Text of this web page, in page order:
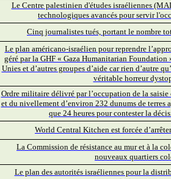
Le Centre palestinien d'études israéliennes
technologiques avancés pour servir
Cinq journalistes tués, portant le nombre
Le plan américano-israélien pour reprendre
géré par la GHF « Gaza Humanitarian
Unies et d’autres groupes d’aide car rien d’autre
véritable horreur
Ordre militaire délivré par l’occupation de la
et du nivellement d’environ 232 dunums de terres
que 24 heures pour contester la
World Central Kitchen est forcée
La Commission de résistance au mur et à la
nouveaux quartiers
Le plan des autorités israéliennes pour la